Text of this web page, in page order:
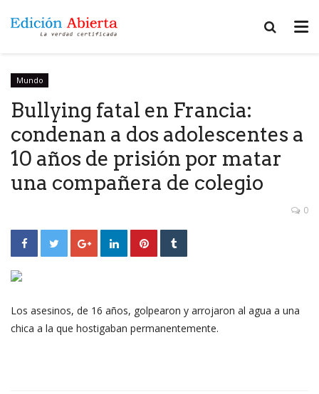
Mundo
Bullying fatal en Francia:
condenan a dos adolescentes a
10 años de prisión por matar
una compañera de colegio
0
Los asesinos, de 16 años, golpearon y arrojaron al agua a una
chica a la que hostigaban permanentemente.